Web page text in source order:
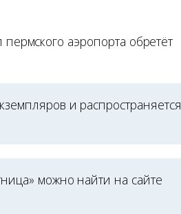
аэропорта обретёт
и распространяется
можно найти на сайте